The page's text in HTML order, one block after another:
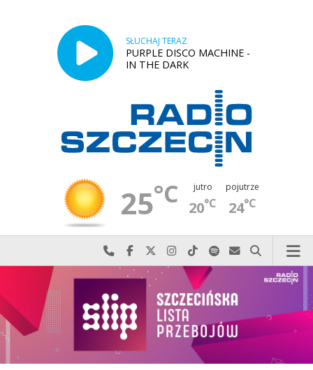
SŁUCHAJ TERAZ
PURPLE DISCO MACHINE -
IN THE DARK
25°C jutro
20°C
pojutrze
24°C
Najlepiej po prostu do nas zadzwoń
Odwiedź nas na Facebook-u
Odwiedź nas na X
Odwiedź nas na Instagram-ie
Odwiedź nas na TikTok-u
Szukaj nas na Spotify
Wyślij do nas
Szukaj